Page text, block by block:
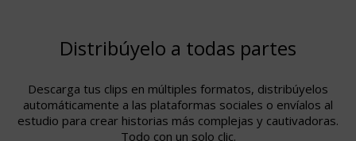
Distribúyelo a todas partes
Descarga tus clips en múltiples formatos, distribúyelos
automáticamente a las plataformas sociales o envíalos al
estudio para crear historias más complejas y cautivadoras.
Todo con un solo clic.